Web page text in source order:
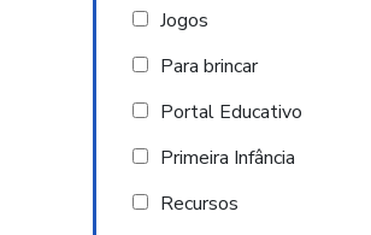
Jogos
Para brincar
Portal Educativo
Primeira Infância
Recursos